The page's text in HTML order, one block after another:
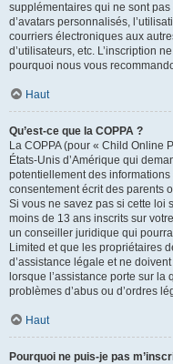
supplémentaires qui ne sont
d’avatars personnalisés,
courriers électroniques aux
d’utilisateurs, etc. L’inscription
pourquoi nous vous
Haut
Qu’est-ce que la COPPA ?
La COPPA (pour « Child Online
États-Unis d’Amérique qui
potentiellement des
consentement écrit des parents
Si vous ne savez pas si cette loi
moins de 13 ans inscrits sur
un conseiller juridique qui
Limited et que les propriétaires
d’assistance légale et ne
lorsque l’assistance porte sur
problèmes d’abus ou d’ordres
Haut
Pourquoi ne puis-je pas